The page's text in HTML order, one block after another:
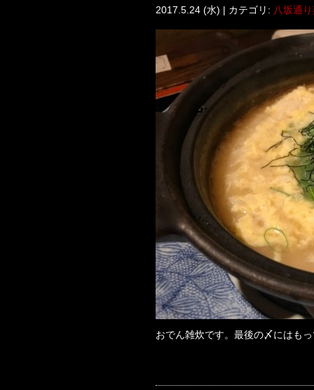
2017.5.24 (水) | カテゴリ: 八坂通
おでん雑炊です。最後の〆にはも